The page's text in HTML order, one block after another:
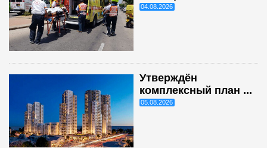
04.08.2026
Утверждён
комплексный план ...
05.08.2026